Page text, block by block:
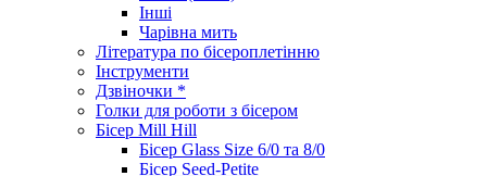
Інші
Чарівна мить
Література по бісероплетінню
Інструменти
Дзвіночки *
Голки для роботи з бісером
Бісер Mill Hill
Бісер Glass Size 6/0 та 8/0
Бісер Seed-Petite